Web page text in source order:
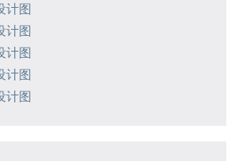
计图
计图
计图
计图
计图